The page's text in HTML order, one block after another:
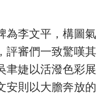
為李文平，構圖氣
評審們一致驚嘆其
聿婕以活潑色彩展
安則以大膽奔放的